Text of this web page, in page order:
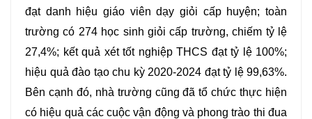
đạt danh hiệu giáo viên dạy giỏi cấp huyện; toàn
trường có 274 học sinh giỏi cấp trường, chiếm tỷ lệ
27,4%; kết quả xét tốt nghiệp THCS đạt tỷ lệ 100%;
hiệu quả đào tạo chu kỳ 2020-2024 đạt tỷ lệ 99,63%.
Bên cạnh đó, nhà trường cũng đã tổ chức thực hiện
có hiệu quả các cuộc vận động và phong trào thi đua